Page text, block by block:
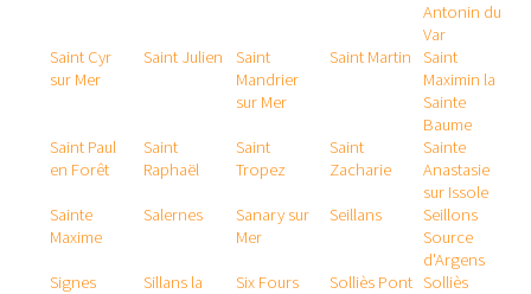
Antonin du
Var
Saint Cyr
sur Mer
Saint Julien
Saint
Mandrier
sur Mer
Saint Martin
Saint
Maximin la
Sainte
Baume
Saint Paul
en Forêt
Saint
Raphaël
Saint
Tropez
Saint
Zacharie
Sainte
Anastasie
sur Issole
Sainte
Maxime
Salernes
Sanary sur
Mer
Seillans
Seillons
Source
d'Argens
Signes
Sillans la
Six Fours
Solliès Pont Solliès